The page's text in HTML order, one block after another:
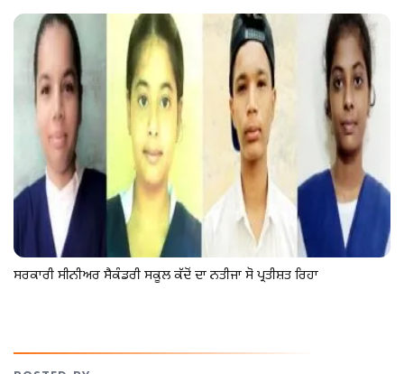
ਸਰਕਾਰੀ ਸੀਨੀਅਰ ਸੈਕੰਡਰੀ ਸਕੂਲ ਕੱਦੋਂ ਦਾ ਨਤੀਜਾ ਸੋ ਪ੍ਰਤੀਸ਼ਤ ਰਿਹਾ